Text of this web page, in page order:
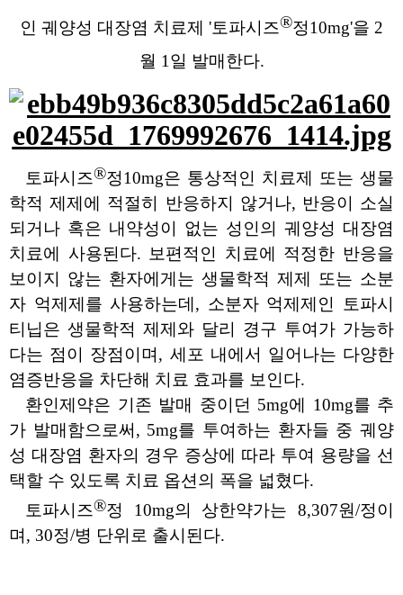
인 궤양성 대장염 치료제 '토파시즈®정10mg'을 2
월 1일 발매한다.
토파시즈®정10mg은 통상적인 치료제 또는 생물
학적 제제에 적절히 반응하지 않거나, 반응이 소실
되거나 혹은 내약성이 없는 성인의 궤양성 대장염
치료에 사용된다. 보편적인 치료에 적정한 반응을
보이지 않는 환자에게는 생물학적 제제 또는 소분
자 억제제를 사용하는데 , 소분자 억제제인 토파시
티닙은 생물학적 제제와 달리 경구 투여가 가능하
다는 점이 장점이며 , 세포 내에서 일어나는 다양한
염증반응을 차단해 치료 효과를 보인다.
환인제약은 기존 발매 중이던 5mg에 10mg를 추
가 발매함으로써 , 5mg를 투여하는 환자들 중 궤양
성 대장염 환자의 경우 증상에 따라 투여 용량을 선
택할 수 있도록 치료 옵션의 폭을 넓혔다.
토파시즈®정 10mg의 상한약가는8,307원/정이
며 , 30정/병 단위로 출시된다.